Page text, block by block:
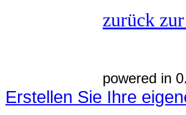
zurück
powered in
Erstellen Sie Ihre